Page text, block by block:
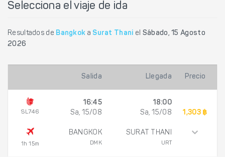
Selecciona el viaje de ida
Resultados de Bangkok a Surat Thani el Sábado, 15 Agosto
2026
Salida Llegada Precio
SL746
1h 15m
16:45
Sa, 15/08
BANGKOK
DMK
18:00
Sa, 15/08
SURAT THANI
URT
1,303 ฿